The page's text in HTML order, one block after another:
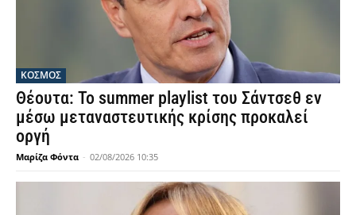
ΚΟΣΜΟΣ
Θέουτα: Το summer playlist του Σάντσεθ εν
μέσω μεταναστευτικής κρίσης προκαλεί
οργή
Μαρίζα Φόντα - 02/08/2026 10:35